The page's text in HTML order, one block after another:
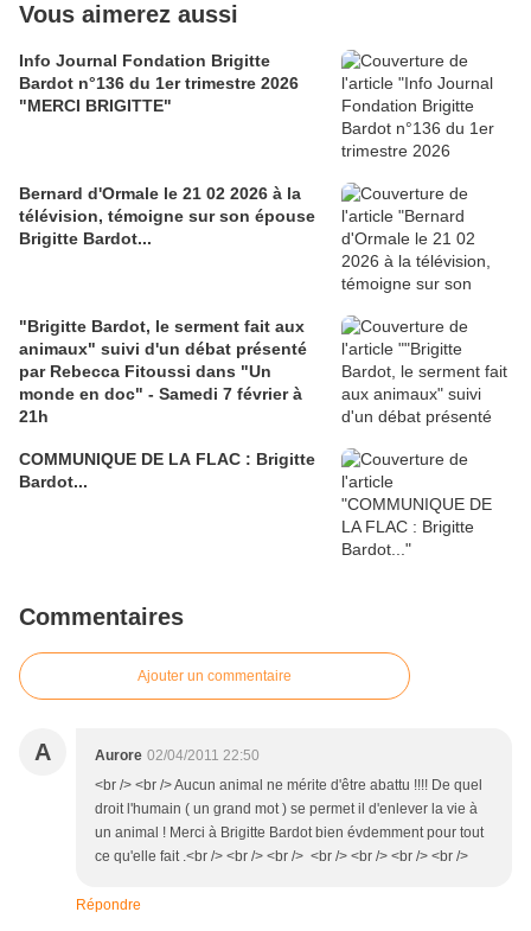
Vous aimerez aussi
Info Journal Fondation Brigitte
Bardot n°136 du 1er trimestre 2026
"MERCI BRIGITTE"
Bernard d'Ormale le 21 02 2026 à la
télévision, témoigne sur son épouse
Brigitte Bardot...
"Brigitte Bardot, le serment fait aux
animaux" suivi d'un débat présenté
par Rebecca Fitoussi dans "Un
monde en doc" - Samedi 7 février à
21h
COMMUNIQUE DE LA FLAC : Brigitte
Bardot...
Commentaires
Ajouter un commentaire
A Aurore 02/04/2011 22:50
<br /> <br /> Aucun animal ne mérite d'être abattu !!!! De quel
droit l'humain ( un grand mot ) se permet il d'enlever la vie à
un animal ! Merci à Brigitte Bardot bien évdemment pour tout
ce qu'elle fait .<br /> <br /> <br /> <br /> <br /> <br /> <br />
Répondre